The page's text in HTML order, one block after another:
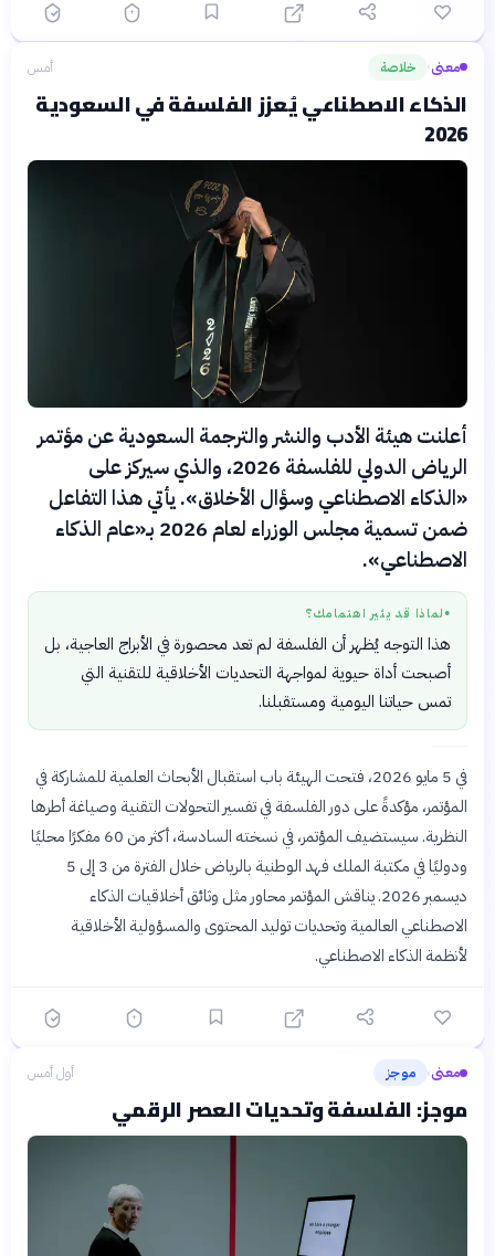
معنى› خلاصة أمس
الذكاء الاصطناعي يُعزز الفلسفة في السعودية
2026
أعلنت هيئة الأدب والنشر والترجمة السعودية عن مؤتمر
الرياض الدولي للفلسفة 2026، والذي سيركز على
«الذكاء الاصطناعي وسؤال الأخلاق». يأتي هذا التفاعل
ضمن تسمية مجلس الوزراء لعام 2026 بـ«عام الذكاء
الاصطناعي».
● لماذا قد يثير اهتمامك؟
هذا التوجه يُظهر أن الفلسفة لم تعد محصورة في الأبراج العاجية، بل
أصبحت أداة حيوية لمواجهة التحديات الأخلاقية للتقنية التي
تمس حياتنا اليومية ومستقبلنا.
في 5 مايو 2026، فتحت الهيئة باب استقبال الأبحاث العلمية للمشاركة في
المؤتمر، مؤكدةً على دور الفلسفة في تفسير التحولات التقنية وصياغة أطرها
النظرية. سيستضيف المؤتمر، في نسخته السادسة، أكثر من 60 مفكرًا محليًا
ودوليًا في مكتبة الملك فهد الوطنية بالرياض خلال الفترة من 3 إلى 5
ديسمبر 2026. يناقش المؤتمر محاور مثل وثائق أخلاقيات الذكاء
الاصطناعي العالمية وتحديات توليد المحتوى والمسؤولية الأخلاقية
لأنظمة الذكاء الاصطناعي.
معنى› موجز أول أمس
موجز: الفلسفة وتحديات العصر الرقمي